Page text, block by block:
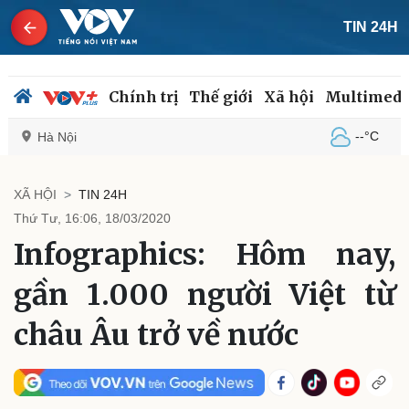
TIN 24H
Chính trị Thế giới Xã hội
Hà Nội --°C
Chính trị
Đảng
Tổ chức nhân sự
Quốc hội
Nhận diện sự thật
Tin 24h
Dự báo thời tiết
Giáo dục
Dấu ấn VOV
Việc làm
Biển đảo
Thế giới
Quan sát
Multimedia
Video
XÃ HỘI
TIN 24H
Thứ Tư, 16:06, 18/03/2020
Infographics: Hôm nay,
gần 1.000 người Việt từ
châu Âu trở về nước